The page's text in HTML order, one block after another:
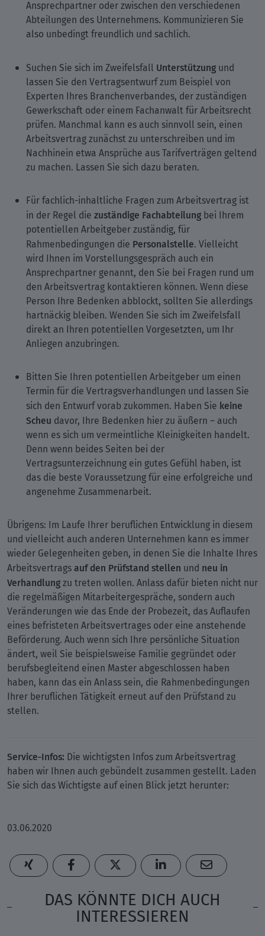
Ansprechpartner oder zwischen den verschiedenen
Abteilungen des Unternehmens. Kommunizieren Sie
also unbedingt freundlich und sachlich.
Suchen Sie sich im Zweifelsfall Unterstützung und
lassen Sie den Vertragsentwurf zum Beispiel von
Experten Ihres Branchenverbandes, der zuständigen
Gewerkschaft oder einem Fachanwalt für Arbeitsrecht
prüfen. Manchmal kann es auch sinnvoll sein, einen
Arbeitsvertrag zunächst zu unterschreiben und im
Nachhinein etwa Ansprüche aus Tarifverträgen geltend
zu machen. Lassen Sie sich dazu beraten.
Für fachlich-inhaltliche Fragen zum Arbeitsvertrag ist
in der Regel die zuständige Fachabteilung bei Ihrem
potentiellen Arbeitgeber zuständig, für
Rahmenbedingungen die Personalstelle. Vielleicht
wird Ihnen im Vorstellungsgespräch auch ein
Ansprechpartner genannt, den Sie bei Fragen rund um
den Arbeitsvertrag kontaktieren können. Wenn diese
Person Ihre Bedenken abblockt, sollten Sie allerdings
hartnäckig bleiben. Wenden Sie sich im Zweifelsfall
direkt an Ihren potentiellen Vorgesetzten, um Ihr
Anliegen anzubringen.
Bitten Sie Ihren potentiellen Arbeitgeber um einen
Termin für die Vertragsverhandlungen und lassen Sie
sich den Entwurf vorab zukommen. Haben Sie keine
Scheu davor, Ihre Bedenken hier zu äußern – auch
wenn es sich um vermeintliche Kleinigkeiten handelt.
Denn wenn beides Seiten bei der
Vertragsunterzeichnung ein gutes Gefühl haben, ist
das die beste Voraussetzung für eine erfolgreiche und
angenehme Zusammenarbeit.
Übrigens: Im Laufe Ihrer beruflichen Entwicklung in diesem
und vielleicht auch anderen Unternehmen kann es immer
wieder Gelegenheiten geben, in denen Sie die Inhalte Ihres
Arbeitsvertragsauf den Prüfstand stellen und neu in
Verhandlungzu treten wollen. Anlass dafür bieten nicht nur
die regelmäßigen Mitarbeitergespräche, sondern auch
Veränderungen wie das Ende der Probezeit, das Auflaufen
eines befristeten Arbeitsvertrages oder eine anstehende
Beförderung. Auch wenn sich Ihre persönliche Situation
ändert, weil Sie beispielsweise Familie gegründet oder
berufsbegleitend einen Master abgeschlossen haben
haben, kann das ein Anlass sein, die Rahmenbedingungen
Ihrer beruflichen Tätigkeit erneut auf den Prüfstand zu
stellen.
Service-Infos: Die wichtigsten Infos zum Arbeitsvertrag
haben wir Ihnen auch gebündelt zusammen gestellt. Laden
Sie sich das Wichtigste auf einen Blick jetzt herunter:
03.06.2020
DAS KÖNNTE DICH AUCH
INTERESSIEREN